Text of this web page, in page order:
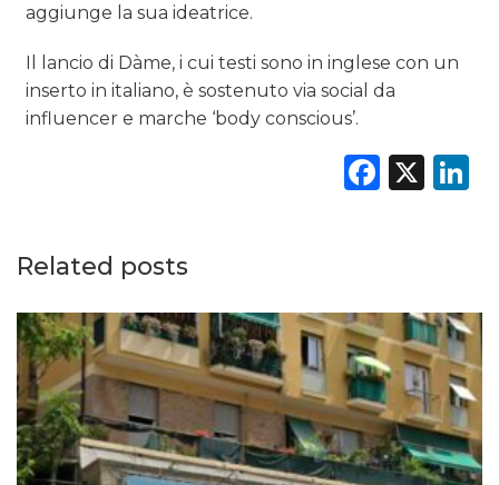
aggiunge la sua ideatrice.
Il lancio di Dàme, i cui testi sono in inglese con un
inserto in italiano, è sostenuto via social da
influencer e marche ‘body conscious’.
X
Related posts